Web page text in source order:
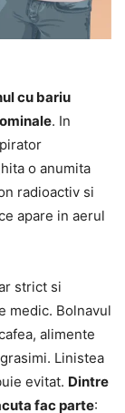
cu bariu
. In
o anumita
radioactiv si
apare in aerul
strict si
medic. Bolnavul
alimente
Linistea
evitat. Dintre
fac parte: